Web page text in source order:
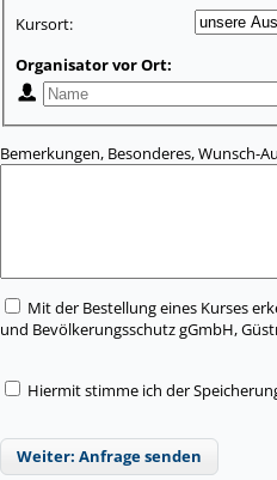
Kursort:
Organisator vor Ort:
Bemerkungen, Besonderes, Wunsch-
Mit der Bestellung eines Kurses
und Bevölkerungsschutz gGmbH,
Hiermit stimme ich der
Weiter: Anfrage senden